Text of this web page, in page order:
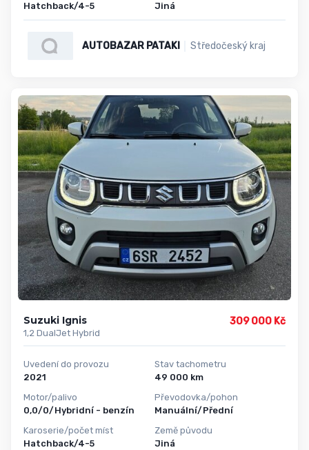
Hatchback/4-5
Jiná
AUTOBAZAR PATAKI Středočeský kraj
Suzuki Ignis
1,2 DualJet Hybrid
309 000 Kč
Uvedení do provozu
2021
Motor/palivo
0,0/0/Hybridní - benzín
Karoserie/počet míst
Hatchback/4-5
Stav tachometru
49 000 km
Převodovka/pohon
Manuální/Přední
Země původu
Jiná